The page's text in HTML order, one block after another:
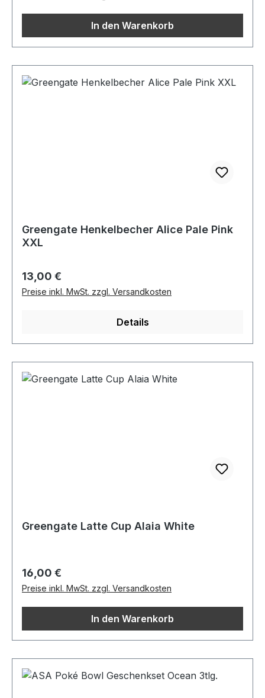
In den Warenkorb
Greengate Henkelbecher Alice Pale Pink
XXL
Regulärer Preis:
13,00 €
Preise inkl. MwSt. zzgl. Versandkosten
Details
Greengate Latte Cup Alaia White
Regulärer Preis:
16,00 €
Preise inkl. MwSt. zzgl. Versandkosten
In den Warenkorb